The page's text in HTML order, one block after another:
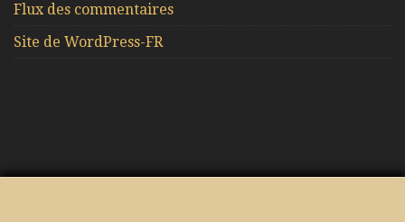
Flux des commentaires
Site de WordPress-FR